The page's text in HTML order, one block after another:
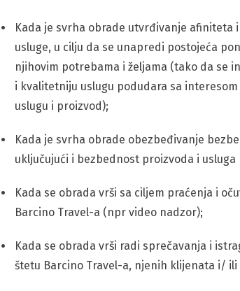
Kada je svrha obrade utvrđivanje afiniteta
usluge, u cilju da se unapredi postojeća
njihovim potrebama i željama (tako da se
i kvalitetniju uslugu podudara sa
uslugu i proizvod);
Kada je svrha obrade obezbeđivanje
uključujući i bezbednost proizvoda i
Kada se obrada vrši sa ciljem praćenja i
Barcino Travel-a (npr video nadzor);
Kada se obrada vrši radi sprečavanja i
štetu Barcino Travel-a, njenih klijenata i/ ili